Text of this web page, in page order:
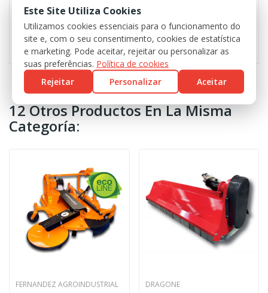
12 Otros Productos En La Misma
Categoría:
FERNANDEZ AGROINDUSTRIAL DRAGONE
Este Site Utiliza Cookies
Utilizamos cookies essenciais para o funcionamento do
site e, com o seu consentimento, cookies de estatística
e marketing. Pode aceitar, rejeitar ou personalizar as
suas preferências. Política de cookies
Rejeitar
Personalizar Aceitar